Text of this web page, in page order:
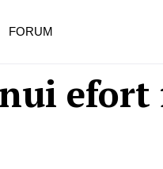
efort
FORUM